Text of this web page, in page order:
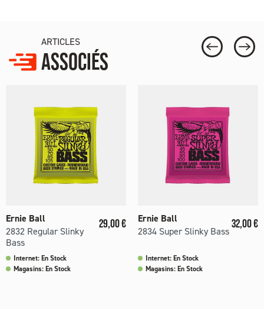
ARTICLES
ASSOCIÉS
Ernie Ball
2832 Regular Slinky
Bass
Prix
29,00 €
Internet: En Stock
Magasins: En Stock
Ernie Ball
2834 Super Slinky Bass
Prix
32,00 €
Internet: En Stock
Magasins: En Stock